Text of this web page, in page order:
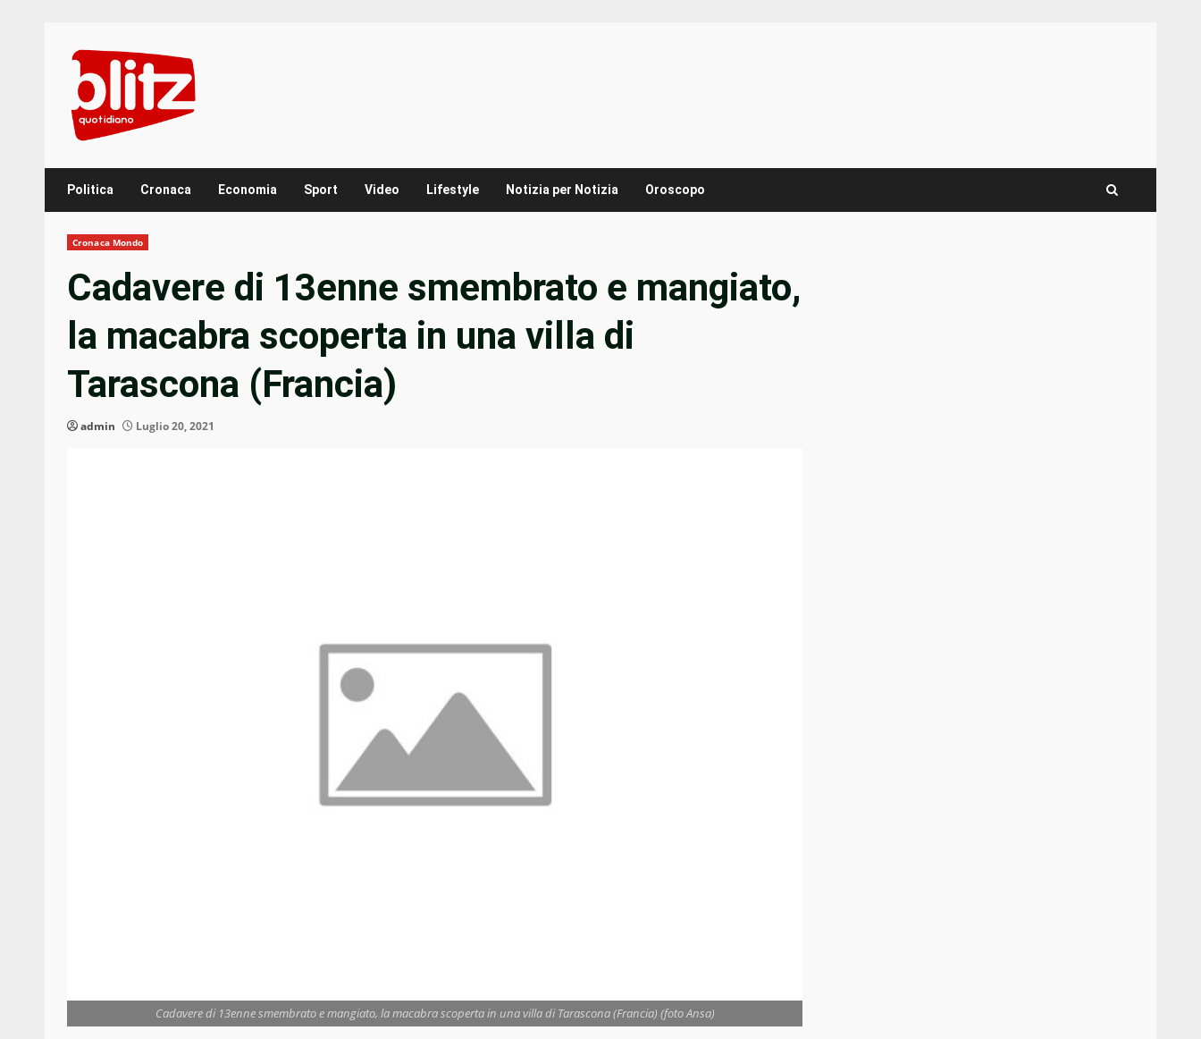
content
Politica Cronaca Economia Sport Video Lifestyle Notizia per Notizia Oroscopo
Cronaca Mondo
Cadavere di 13enne smembrato e mangiato,
la macabra scoperta in una villa di
Tarascona (Francia)
admin Luglio 20, 2021
Cadavere di 13enne smembrato e mangiato, la macabra scoperta in una villa di Tarascona (Francia) (foto Ansa)